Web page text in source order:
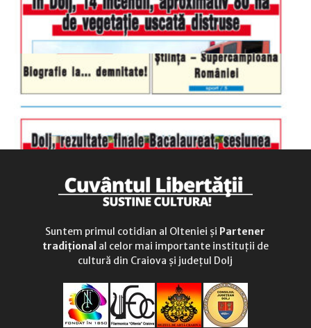
Suntem primul cotidian al Olteniei și Partener
tradițional al celor mai importante instituții de
cultură din Craiova și județul Dolj